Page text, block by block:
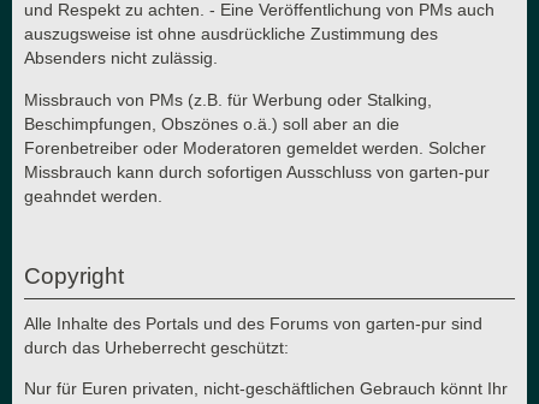
und Respekt zu achten. - Eine Veröffentlichung von PMs auch
auszugsweise ist ohne ausdrückliche Zustimmung des
Absenders nicht zulässig.
Missbrauch von PMs (z.B. für Werbung oder Stalking,
Beschimpfungen, Obszönes o.ä.) soll aber an die
Forenbetreiber oder Moderatoren gemeldet werden. Solcher
Missbrauch kann durch sofortigen Ausschluss von garten-pur
geahndet werden.
Copyright
Alle Inhalte des Portals und des Forums von garten-pur sind
durch das Urheberrecht geschützt:
Nur für Euren privaten, nicht-geschäftlichen Gebrauch könnt Ihr